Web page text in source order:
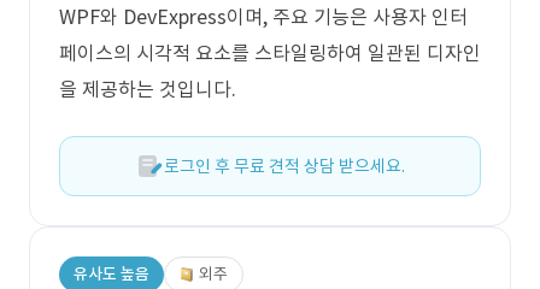
WPF와 DevExpress이며, 주요 기능은 사용자 인터
페이스의 시각적 요소를 스타일링하여 일관된 디자인
을 제공하는 것입니다.
로그인 후 무료 견적 상담 받으세요.
유사도 높음 외주